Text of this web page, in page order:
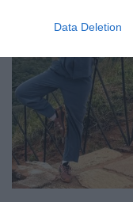
Data Deletion